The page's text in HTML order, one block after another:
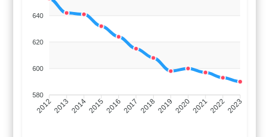
640
620
600
580
201220132014201520162017 20182019 2020202120222023